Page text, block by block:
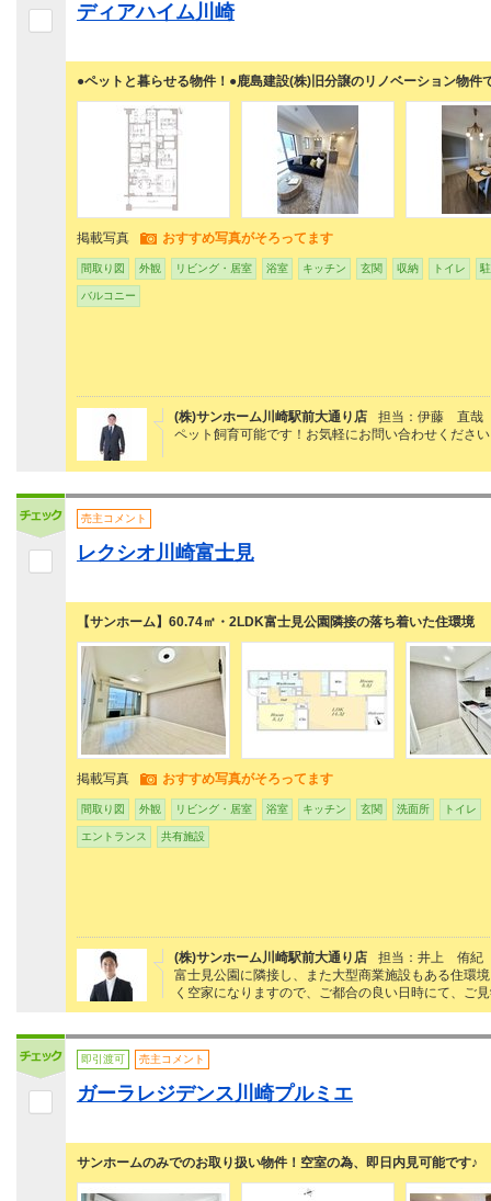
ディアハイム川崎
●ペットと暮らせる物件！●鹿島建設(株)旧分譲のリノベーション物件
掲載写真 おすすめ写真がそろってます
間取り図 外観 リビング・居室 浴室 キッチン 玄関 収納 トイレ
バルコニー
(株)サンホーム川崎駅前大通り店
担当：伊藤 直哉
ペット飼育可能です！お気軽にお問い合わせくださ
売主コメント
レクシオ川崎富士見
【サンホーム】60.74㎡・2LDK富士見公園隣接の落ち着いた住環境
掲載写真 おすすめ写真がそろってます
間取り図 外観 リビング・居室 浴室 キッチン 玄関 洗面所 トイレ
エントランス 共有施設
(株)サンホーム川崎駅前大通り店
担当：井上 侑紀
富士見公園に隣接し、また大型商業施設もある住環
く空家になりますので、ご都合の良い日時にて、ご
即引渡可 売主コメント
ガーラレジデンス川崎プルミエ
サンホームのみでのお取り扱い物件！空室の為、即日内見可能です♪